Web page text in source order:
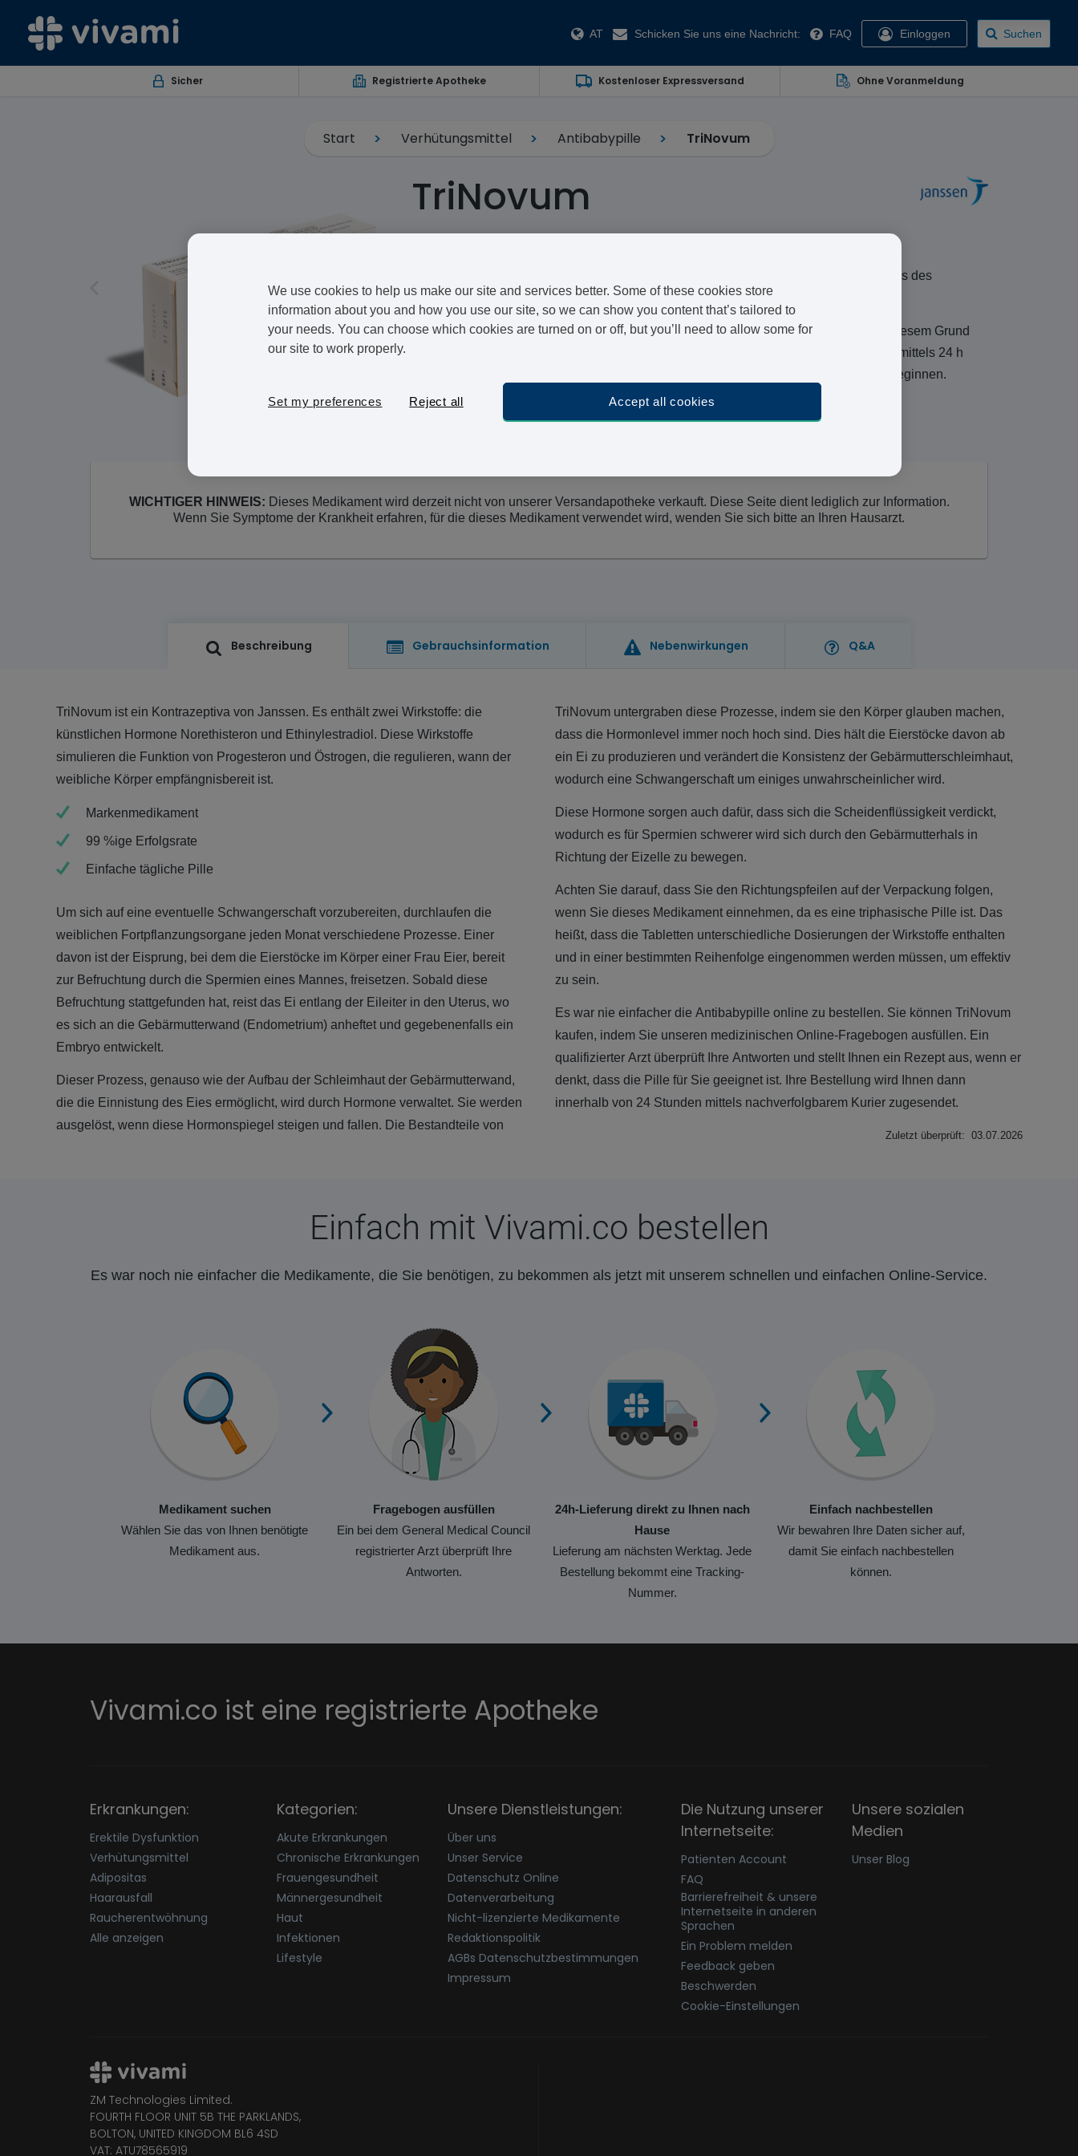
AT Schicken Sie uns eine Nachricht: FAQ Einloggen Suchen
Sicher Registrierte Apotheke Kostenloser Expressversand Ohne Voranmeldung
Start Verhütungsmittel Antibabypille TriNovum
TriNovum
TriNovum ist eine Form der Antibabypille von Janssen, die wirkt, indem sie den Prozess des
Eisprungs beeinflusst.
Es kann schon einmal schwierig sein, die Zeit zu finden, um zum Arzt zu gehen, aus diesem Grund
bieten wir Ihnen unseren einfachen Online-Beratungsservice an. Die Lieferung erfolgt mittels 24 h
Stunden Kurier, das heißt Sie können Ihre Behandlung schon am nächsten Werktag beginnen.
WICHTIGER HINWEIS: Dieses Medikament wird derzeit nicht von unserer Versandapotheke verkauft. Diese Seite dient lediglich zur Information.
Wenn Sie Symptome der Krankheit erfahren, für die dieses Medikament verwendet wird, wenden Sie sich bitte an Ihren Hausarzt.
Beschreibung Gebrauchsinformation Nebenwirkungen Q&A
TriNovum ist ein Kontrazeptiva von Janssen. Es enthält zwei Wirkstoffe: die
künstlichen Hormone Norethisteron und Ethinylestradiol. Diese Wirkstoffe
simulieren die Funktion von Progesteron und Östrogen, die regulieren, wann der
weibliche Körper empfängnisbereit ist.
Markenmedikament
99 %ige Erfolgsrate
Einfache tägliche Pille
Um sich auf eine eventuelle Schwangerschaft vorzubereiten, durchlaufen die
weiblichen Fortpflanzungsorgane jeden Monat verschiedene Prozesse. Einer
davon ist der Eisprung, bei dem die Eierstöcke im Körper einer Frau Eier, bereit
zur Befruchtung durch die Spermien eines Mannes, freisetzen. Sobald diese
Befruchtung stattgefunden hat, reist das Ei entlang der Eileiter in den Uterus, wo
es sich an die Gebärmutterwand (Endometrium) anheftet und gegebenenfalls ein
Embryo entwickelt.
Dieser Prozess, genauso wie der Aufbau der Schleimhaut der Gebärmutterwand,
die die Einnistung des Eies ermöglicht, wird durch Hormone verwaltet. Sie werden
ausgelöst, wenn diese Hormonspiegel steigen und fallen. Die Bestandteile von
TriNovum untergraben diese Prozesse, indem sie den Körper glauben machen,
dass die Hormonlevel immer noch hoch sind. Dies hält die Eierstöcke davon ab
ein Ei zu produzieren und verändert die Konsistenz der Gebärmutterschleimhaut,
wodurch eine Schwangerschaft um einiges unwahrscheinlicher wird.
Diese Hormone sorgen auch dafür, dass sich die Scheidenflüssigkeit verdickt,
wodurch es für Spermien schwerer wird sich durch den Gebärmutterhals in
Richtung der Eizelle zu bewegen.
Achten Sie darauf, dass Sie den Richtungspfeilen auf der Verpackung folgen,
wenn Sie dieses Medikament einnehmen, da es eine triphasische Pille ist. Das
heißt, dass die Tabletten unterschiedliche Dosierungen der Wirkstoffe enthalten
und in einer bestimmten Reihenfolge eingenommen werden müssen, um effektiv
zu sein.
Es war nie einfacher die Antibabypille online zu bestellen. Sie können TriNovum
kaufen, indem Sie unseren medizinischen Online-Fragebogen ausfüllen. Ein
qualifizierter Arzt überprüft Ihre Antworten und stellt Ihnen ein Rezept aus, wenn er
denkt, dass die Pille für Sie geeignet ist. Ihre Bestellung wird Ihnen dann
innerhalb von 24 Stunden mittels nachverfolgbarem Kurier zugesendet.
Zuletzt überprüft: 03.07.2026
Einfach mit Vivami.co bestellen
Es war noch nie einfacher die Medikamente, die Sie benötigen, zu bekommen als jetzt mit unserem schnellen und einfachen Online-Service.
Medikament suchen
Wählen Sie das von Ihnen benötigte
Medikament aus.
Fragebogen ausfüllen
Ein bei dem General Medical Council
registrierter Arzt überprüft Ihre
Antworten.
24h-Lieferung direkt zu Ihnen nach
Hause
Lieferung am nächsten Werktag. Jede
Bestellung bekommt eine Tracking-
Nummer.
Einfach nachbestellen
Wir bewahren Ihre Daten sicher auf,
damit Sie einfach nachbestellen
können.
Vivami.co ist eine registrierte Apotheke
Erkrankungen:
Erektile Dysfunktion
Verhütungsmittel
Adipositas
Haarausfall
Raucherentwöhnung
Alle anzeigen
Kategorien:
Akute Erkrankungen
Chronische Erkrankungen
Frauengesundheit
Männergesundheit
Haut
Infektionen
Lifestyle
Unsere Dienstleistungen:
Über uns
Unser Service
Datenschutz Online
Datenverarbeitung
Nicht-lizenzierte Medikamente
Redaktionspolitik
AGBs Datenschutzbestimmungen
Impressum
Die Nutzung unserer
Internetseite:
Patienten Account
FAQ
Barrierefreiheit & unsere
Internetseite in anderen
Sprachen
Ein Problem melden
Feedback geben
Beschwerden
Cookie-Einstellungen
Unsere sozialen
Medien
Unser Blog
ZM Technologies Limited.
FOURTH FLOOR UNIT 5B THE PARKLANDS,
BOLTON, UNITED KINGDOM BL6 4SD
VAT: ATU78565919
We use cookies to help us make our site and services better. Some of these cookies store
information about you and how you use our site, so we can show you content that’s tailored to
your needs. You can choose which cookies are turned on or off, but you’ll need to allow some for
our site to work properly.
Set my preferences Reject all Accept all cookies